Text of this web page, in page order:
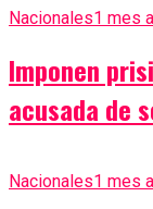
Nacionales1 mes
Imponen
acusada de
Nacionales1 mes